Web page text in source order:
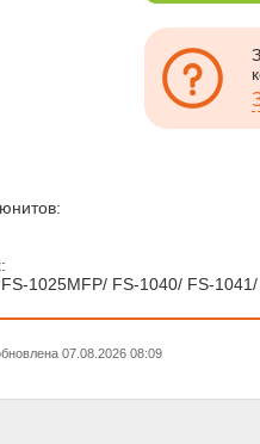
1025MFP/ FS-1040/ FS-
07.08.2026 08:09